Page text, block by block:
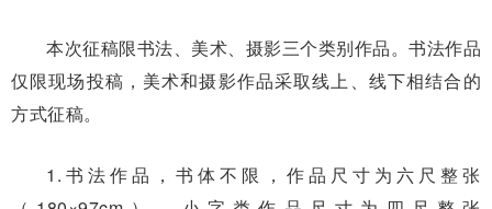
本次征稿限书法、美术、摄影三个类别作品。书法作品
仅限现场投稿，美术和摄影作品采取线上、线下相结合的
方式征稿。
1.书法作品，书体不限，作品尺寸为六尺整张